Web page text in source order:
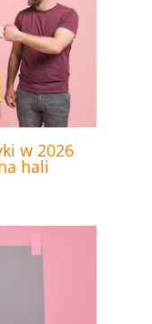
w 2026
hali